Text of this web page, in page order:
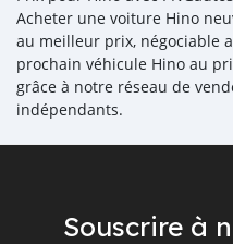
Acheter une voiture Hino
au meilleur prix, négociable
prochain véhicule Hino au
grâce à notre réseau de
indépendants.
Souscrire à